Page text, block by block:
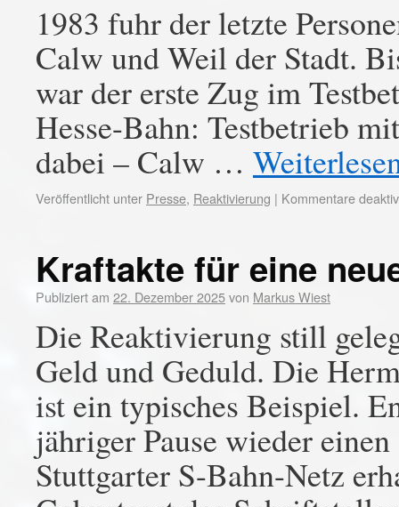
1983 fuhr der letzte
Calw und Weil der Stadt.
war der erste Zug im
Hesse-Bahn: Testbetrieb
dabei – Calw …
Veröffentlicht unter Presse, Reaktivierung | Kommentare
Kraftakte für eine
Publiziert am 22. Dezember 2025von Markus Wiest
Die Reaktivierung still
Geld und Geduld. Die
ist ein typisches Beispiel.
jähriger Pause wieder
Stuttgarter S-Bahn-Netz